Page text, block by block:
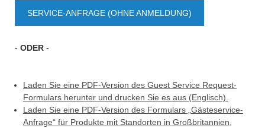
SERVICE-ANFRAGE (OHNE ANMELDUNG)
- ODER -
Laden Sie eine PDF-Version des Guest Service Request-
Formulars herunter und drucken Sie es aus (Englisch).
Laden Sie eine PDF-Version des Formulars „Gästeservice-
Anfrage“ für Produkte mit Standorten in Großbritannien,